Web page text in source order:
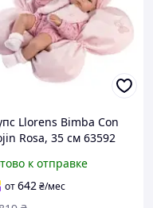
Llorens Bimba Con
Rosa, 35 см 63592
к отправке
от642₴/мес